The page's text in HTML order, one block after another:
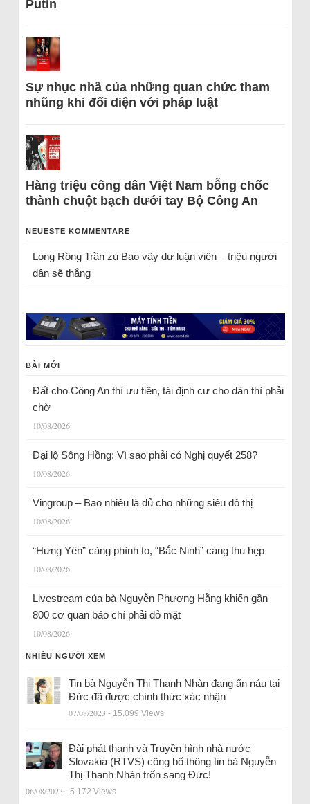
Putin
Sự nhục nhã của những quan chức tham
nhũng khi đối diện với pháp luật
Hàng triệu công dân Việt Nam bỗng chốc
thành chuột bạch dưới tay Bộ Công An
NEUESTE KOMMENTARE
Long Rồng Trầnzu Bao vây dư luận viên – triệu người
dân sẽ thắng
BÀI MỚI
Đất cho Công An thì ưu tiên, tái định cư cho dân thì phải
chờ
10/08/2026
Đại lộ Sông Hồng: Vì sao phải có Nghị quyết 258?
10/08/2026
Vingroup – Bao nhiêu là đủ cho những siêu đô thị
10/08/2026
“Hưng Yên” càng phình to, “Bắc Ninh” càng thu hẹp
10/08/2026
Livestream của bà Nguyễn Phương Hằng khiến gần
800 cơ quan báo chí phải đỏ mặt
10/08/2026
NHIỀU NGƯỜI XEM
Tin bà Nguyễn Thị Thanh Nhàn đang ẩn náu tại
Đức đã được chính thức xác nhận
07/08/2023 - 15.099 Views
Đài phát thanh và Truyền hình nhà nước
Slovakia (RTVS) công bố thông tin bà Nguyễn
Thị Thanh Nhàn trốn sang Đức!
06/08/2023 - 5.172 Views